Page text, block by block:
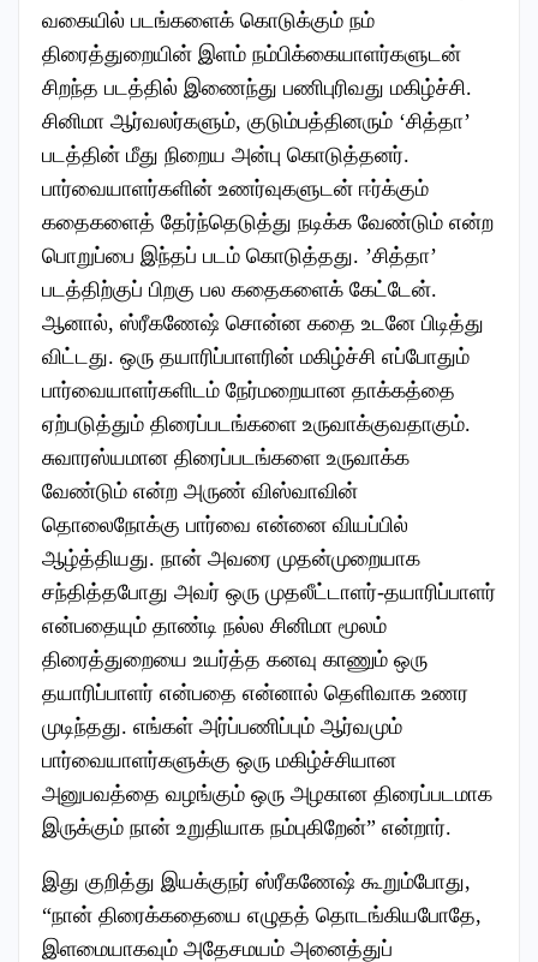
வகையில் படங்களைக் கொடுக்கும் நம்
திரைத்துறையின் இளம் நம்பிக்கையாளர்களுடன்
சிறந்த படத்தில் இணைந்து பணிபுரிவது மகிழ்ச்சி.
சினிமா ஆர்வலர்களும், குடும்பத்தினரும் ‘சித்தா’
படத்தின் மீது நிறைய அன்பு கொடுத்தனர்.
பார்வையாளர்களின் உணர்வுகளுடன் ஈர்க்கும்
கதைகளைத் தேர்ந்தெடுத்து நடிக்க வேண்டும் என்ற
பொறுப்பை இந்தப் படம் கொடுத்தது. ’சித்தா’
படத்திற்குப் பிறகு பல கதைகளைக் கேட்டேன்.
ஆனால், ஸ்ரீகணேஷ் சொன்ன கதை உடனே பிடித்து
விட்டது. ஒரு தயாரிப்பாளரின் மகிழ்ச்சி எப்போதும்
பார்வையாளர்களிடம் நேர்மறையான தாக்கத்தை
ஏற்படுத்தும் திரைப்படங்களை உருவாக்குவதாகும்.
சுவாரஸ்யமான திரைப்படங்களை உருவாக்க
வேண்டும் என்ற அருண் விஸ்வாவின்
தொலைநோக்கு பார்வை என்னை வியப்பில்
ஆழ்த்தியது. நான் அவரை முதன்முறையாக
சந்தித்தபோது அவர் ஒரு முதலீட்டாளர்-தயாரிப்பாளர்
என்பதையும் தாண்டி நல்ல சினிமா மூலம்
திரைத்துறையை உயர்த்த கனவு காணும் ஒரு
தயாரிப்பாளர் என்பதை என்னால் தெளிவாக உணர
முடிந்தது. எங்கள் அர்ப்பணிப்பும் ஆர்வமும்
பார்வையாளர்களுக்கு ஒரு மகிழ்ச்சியான
அனுபவத்தை வழங்கும் ஒரு அழகான திரைப்படமாக
இருக்கும் நான் உறுதியாக நம்புகிறேன்” என்றார்.
இது குறித்து இயக்குநர் ஸ்ரீகணேஷ் கூறும்போது,
“நான் திரைக்கதையை எழுதத் தொடங்கியபோதே,
இளமையாகவும் அதேசமயம் அனைத்துப்